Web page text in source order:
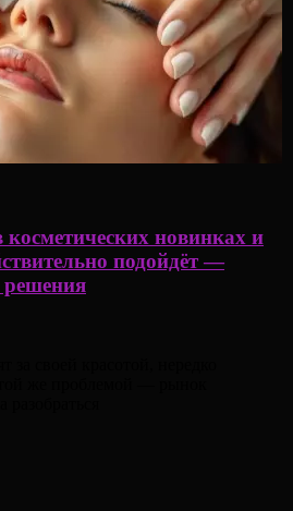
косметических новинках и
подойдёт —
решения